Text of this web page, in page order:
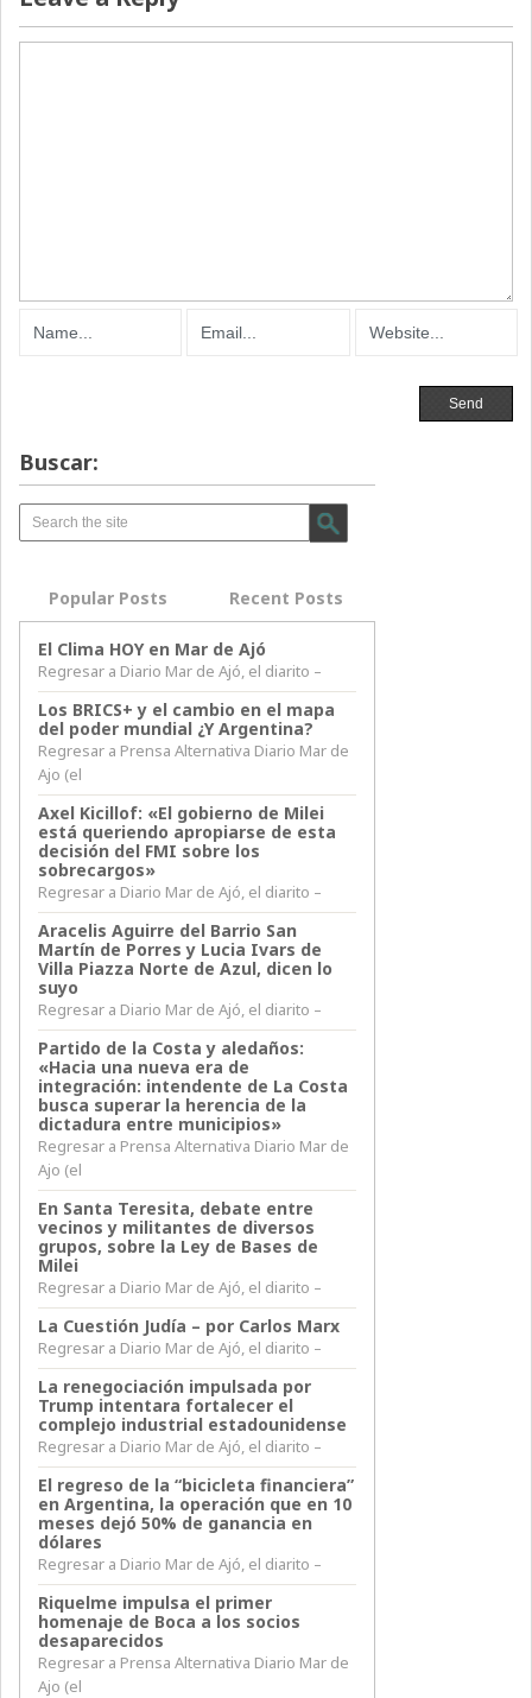
Buscar:
Popular Posts Recent Posts
El Clima HOY en Mar de Ajó
Regresar a Diario Mar de Ajó, el diarito –
Los BRICS+ y el cambio en el mapa
del poder mundial ¿Y Argentina?
Regresar a Prensa Alternativa Diario Mar de
Ajo (el
Axel Kicillof: «El gobierno de Milei
está queriendo apropiarse de esta
decisión del FMI sobre los
sobrecargos»
Regresar a Diario Mar de Ajó, el diarito –
Aracelis Aguirre del Barrio San
Martín de Porres y Lucia Ivars de
Villa Piazza Norte de Azul, dicen lo
suyo
Regresar a Diario Mar de Ajó, el diarito –
Partido de la Costa y aledaños:
«Hacia una nueva era de
integración: intendente de La Costa
busca superar la herencia de la
dictadura entre municipios»
Regresar a Prensa Alternativa Diario Mar de
Ajo (el
En Santa Teresita, debate entre
vecinos y militantes de diversos
grupos, sobre la Ley de Bases de
Milei
Regresar a Diario Mar de Ajó, el diarito –
La Cuestión Judía – por Carlos Marx
Regresar a Diario Mar de Ajó, el diarito –
La renegociación impulsada por
Trump intentara fortalecer el
complejo industrial estadounidense
Regresar a Diario Mar de Ajó, el diarito –
El regreso de la “bicicleta financiera”
en Argentina, la operación que en 10
meses dejó 50% de ganancia en
dólares
Regresar a Diario Mar de Ajó, el diarito –
Riquelme impulsa el primer
homenaje de Boca a los socios
desaparecidos
Regresar a Prensa Alternativa Diario Mar de
Ajo (el